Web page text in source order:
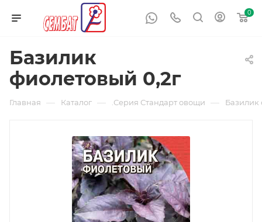
0
Базилик
фиолетовый 0,2г
Главная — Каталог — .Серия Стандарт овощи — Базилик